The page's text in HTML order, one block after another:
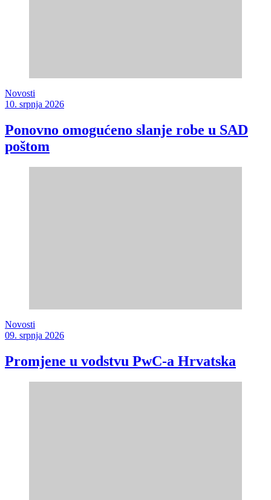
Novosti
10. srpnja 2026
Ponovno omogućeno slanje robe u SAD
poštom
Novosti
09. srpnja 2026
Promjene u vodstvu PwC-a Hrvatska